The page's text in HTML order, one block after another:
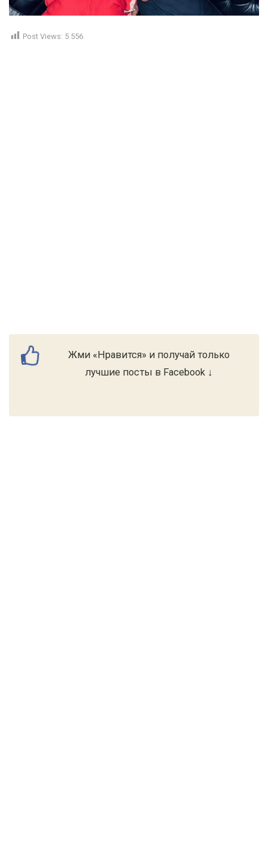
Post Views: 5 556
Жми «Нравится» и получай только
лучшие посты в Facebook ↓